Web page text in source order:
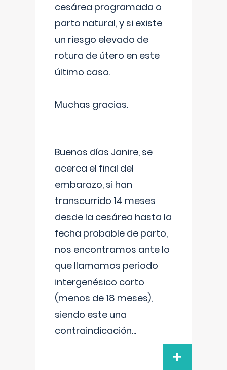
cesárea programada o
parto natural, y si existe
un riesgo elevado de
rotura de útero en este
último caso.
Muchas gracias.
Buenos días Janire, se
acerca el final del
embarazo, si han
transcurrido 14 meses
desde la cesárea hasta la
fecha probable de parto,
nos encontramos ante lo
que llamamos periodo
intergenésico corto
(menos de 18 meses),
siendo este una
contraindicación...
+